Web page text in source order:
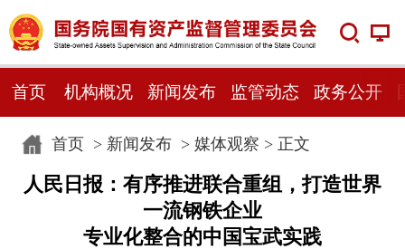
首页 机构概况 新闻发布 监管动态 政务公开
首页> 新闻发布> 媒体观察 > 正文
人民日报：有序推进联合重组，打造世界
一流钢铁企业
专业化整合的中国宝武实践